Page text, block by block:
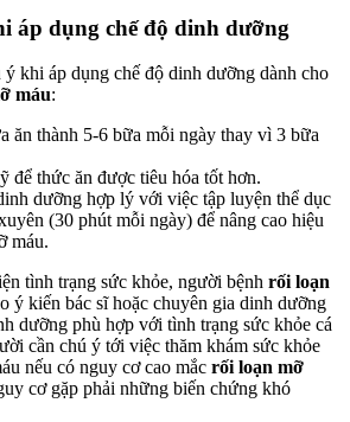
áp dụng chế độ dinh dưỡng
khi áp dụng chế độ dinh dưỡng dành cho
máu:
ăn thành 5-6 bữa mỗi ngày thay vì 3 bữa
để thức ăn được tiêu hóa tốt hơn.
dưỡng hợp lý với việc tập luyện thể dục
(30 phút mỗi ngày) để nâng cao hiệu
máu.
tình trạng sức khỏe, người bệnh rối loạn
ý kiến bác sĩ hoặc chuyên gia dinh dưỡng
dưỡng phù hợp với tình trạng sức khỏe cá
cần chú ý tới việc thăm khám sức khỏe
nếu có nguy cơ cao mắc rối loạn mỡ
cơ gặp phải những biến chứng khó